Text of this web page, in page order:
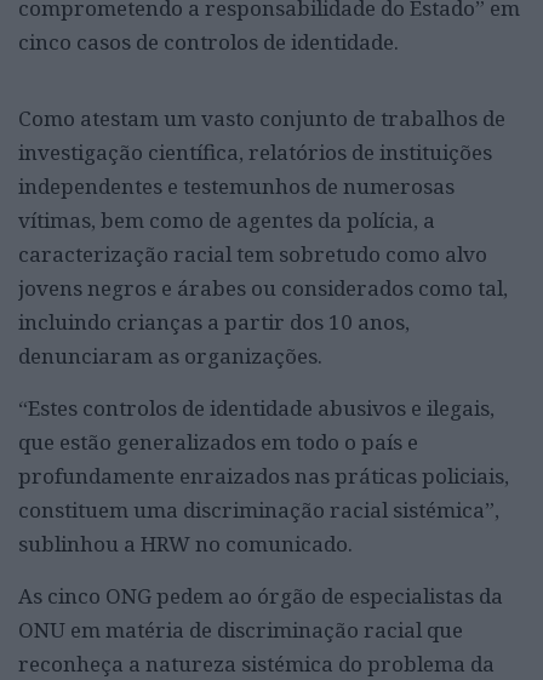
comprometendo a responsabilidade do Estado” em
cinco casos de controlos de identidade.
Como atestam um vasto conjunto de trabalhos de
investigação científica, relatórios de instituições
independentes e testemunhos de numerosas
vítimas, bem como de agentes da polícia, a
caracterização racial tem sobretudo como alvo
jovens negros e árabes ou considerados como tal,
incluindo crianças a partir dos 10 anos,
denunciaram as organizações.
“Estes controlos de identidade abusivos e ilegais,
que estão generalizados em todo o país e
profundamente enraizados nas práticas policiais,
constituem uma discriminação racial sistémica”,
sublinhou a HRW no comunicado.
As cinco ONG pedem ao órgão de especialistas da
ONU em matéria de discriminação racial que
reconheça a natureza sistémica do problema da